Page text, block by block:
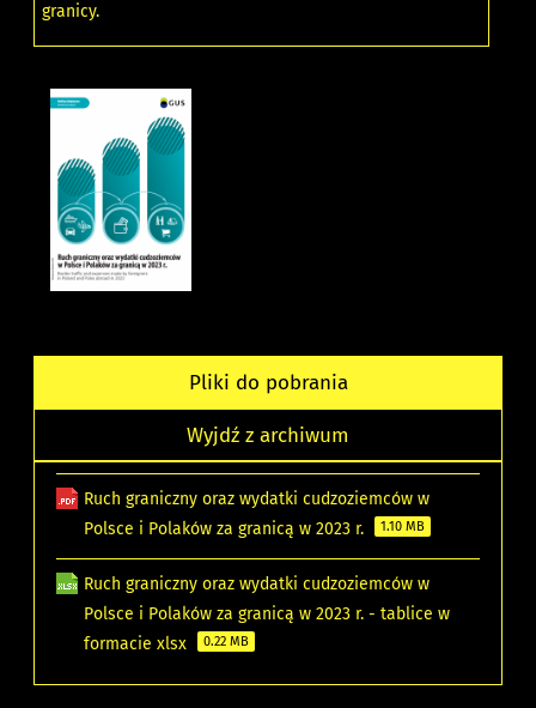
granicy.
Pliki do pobrania
Wyjdź z archiwum
Ruch graniczny oraz wydatki cudzoziemców w
Polsce i Polaków za granicą w 2023 r.
1.10 MB
Ruch graniczny oraz wydatki cudzoziemców w
Polsce i Polaków za granicą w 2023 r. - tablice w
formacie xlsx
0.22 MB